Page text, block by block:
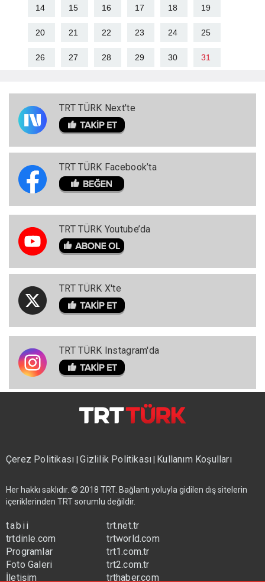
14 15 16 17 18 19
20 21 22 23 24 25
26 27 28 29 30 31
TRT TÜRK Next'te
TRT TÜRK Facebook’ta
TRT TÜRK Youtube’da
TRT TÜRK X'te
TRT TÜRK Instagram'da
Çerez Politikası|Gizlilik Politikası| Kullanım Koşulları
Her hakkı saklıdır. © 2018 TRT. Bağlantı yoluyla gidilen dış sitelerin
içeriklerinden TRT sorumlu değildir.
tabii
trtdinle.com
Programlar
Foto Galeri
İletişim
trt.net.tr
trtworld.com
trt1.com.tr
trt2.com.tr
trthaber.com